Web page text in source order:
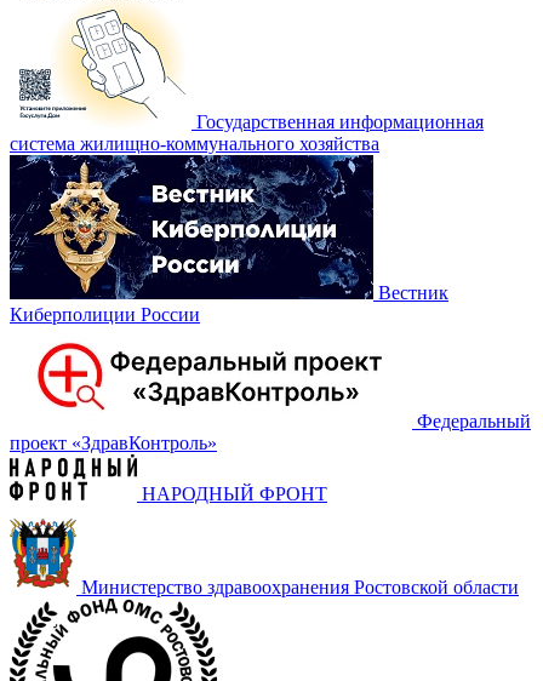
Государственная информационная
система жилищно-коммунального хозяйства
Вестник
Киберполиции России
Федеральный
проект «‎ЗдравКонтроль»
НАРОДНЫЙ ФРОНТ
Министерство здравоохранения Ростовской области